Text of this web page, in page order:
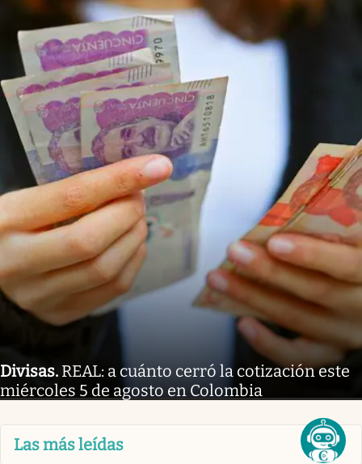
Divisas. REAL: a cuánto cerró la cotización este
miércoles 5 de agosto en Colombia
Las más leídas